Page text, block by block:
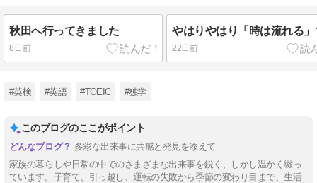
秋田へ行ってきました
8日前
やはりやはり「時は流れる
22日前
#英検 #英語 #TOEIC #独学
このブログのここがポイント
多彩な出来事に共感と発見を添えて
家族の暮らしや日常の中でのさまざまな出来事を鋭く、しかし温かく綴っ
ています。子育て、引っ越し、運転の失敗から季節の変わり目まで、生活